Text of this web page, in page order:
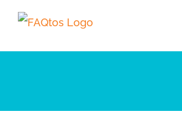
Skip
content